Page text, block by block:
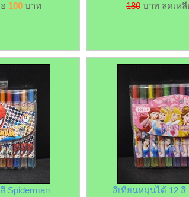
100 บาท 180บาท ลดเหลื
Spiderman สีเทียนหมุนได้ 12 สี